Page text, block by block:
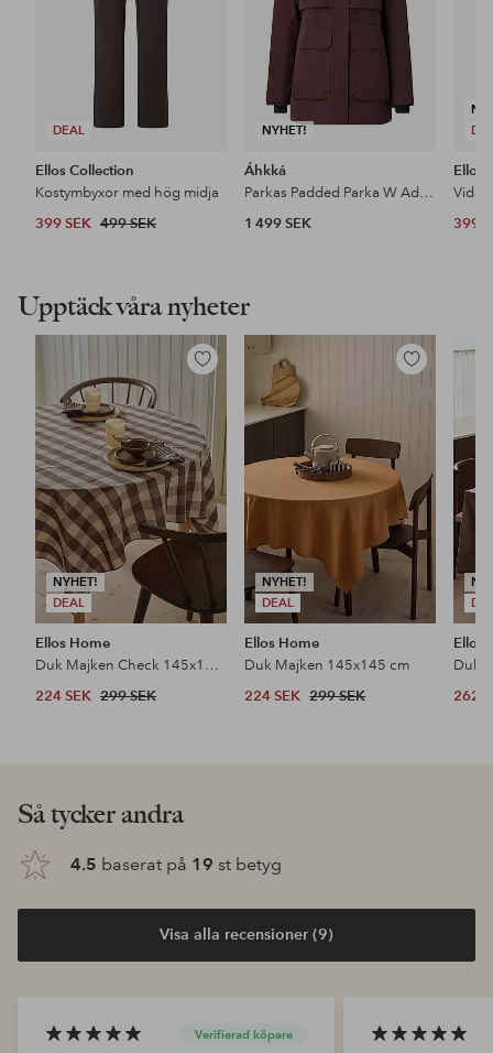
DEAL
Ellos Collection
Kostymbyxor med hög midja
399 SEK 499 SEK
NYHET!
Áhkká
Parkas Padded Parka W Adjustable Waist
1 499 SEK
Ellos
399
Upptäck våra nyheter
NYHET!
DEAL
Lägg
favoriter
Ellos Home
Duk Majken Check 145x145 cm
224 SEK 299 SEK
NYHET!
DEAL
Lägg
Ellos Home
Duk Majken 145x145 cm
224 SEK 299 SEK
Ellos
Duk
262
Så tycker andra
4.5 baserat på 19 st betyg
Visa alla recensioner (9)
Verifierad köpare